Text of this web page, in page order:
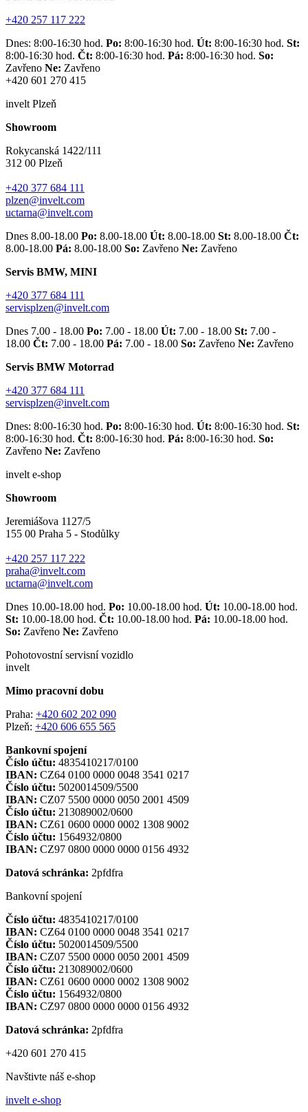
+420 257 117 222
Dnes: 8:00-16:30 hod. Po: 8:00-16:30 hod. Út: 8:00-16:30 hod. St:
8:00-16:30 hod. Čt: 8:00-16:30 hod. Pá: 8:00-16:30 hod. So:
Zavřeno Ne: Zavřeno
+420 601 270 415
invelt Plzeň
Showroom
Rokycanská 1422/111
312 00 Plzeň
+420 377 684 111
plzen@invelt.com
uctarna@invelt.com
Dnes 8.00-18.00 Po: 8.00-18.00 Út: 8.00-18.00 St: 8.00-18.00 Čt:
8.00-18.00 Pá: 8.00-18.00 So: Zavřeno Ne: Zavřeno
Servis BMW, MINI
+420 377 684 111
servisplzen@invelt.com
Dnes 7.00 - 18.00 Po: 7.00 - 18.00 Út: 7.00 - 18.00 St: 7.00 -
18.00 Čt: 7.00 - 18.00 Pá: 7.00 - 18.00 So: Zavřeno Ne: Zavřeno
Servis BMW Motorrad
+420 377 684 111
servisplzen@invelt.com
Dnes: 8:00-16:30 hod. Po: 8:00-16:30 hod. Út: 8:00-16:30 hod. St:
8:00-16:30 hod. Čt: 8:00-16:30 hod. Pá: 8:00-16:30 hod. So:
Zavřeno Ne: Zavřeno
invelt e-shop
Showroom
Jeremiášova 1127/5
155 00 Praha 5 - Stodůlky
+420 257 117 222
praha@invelt.com
uctarna@invelt.com
Dnes 10.00-18.00 hod. Po: 10.00-18.00 hod. Út: 10.00-18.00 hod.
St: 10.00-18.00 hod. Čt: 10.00-18.00 hod. Pá: 10.00-18.00 hod.
So: Zavřeno Ne: Zavřeno
Pohotovostní servisní vozidlo
invelt
Mimo pracovní dobu
Praha: +420 602 202 090
Plzeň: +420 606 655 565
Bankovní spojení
Číslo účtu: 4835410217/0100
IBAN: CZ64 0100 0000 0048 3541 0217
Číslo účtu: 5020014509/5500
IBAN: CZ07 5500 0000 0050 2001 4509
Číslo účtu: 213089002/0600
IBAN: CZ61 0600 0000 0002 1308 9002
Číslo účtu: 1564932/0800
IBAN: CZ97 0800 0000 0000 0156 4932
Datová schránka: 2pfdfra
Bankovní spojení
Číslo účtu: 4835410217/0100
IBAN: CZ64 0100 0000 0048 3541 0217
Číslo účtu: 5020014509/5500
IBAN: CZ07 5500 0000 0050 2001 4509
Číslo účtu: 213089002/0600
IBAN: CZ61 0600 0000 0002 1308 9002
Číslo účtu: 1564932/0800
IBAN: CZ97 0800 0000 0000 0156 4932
Datová schránka: 2pfdfra
+420 601 270 415
Navštivte náš e-shop
invelt e-shop